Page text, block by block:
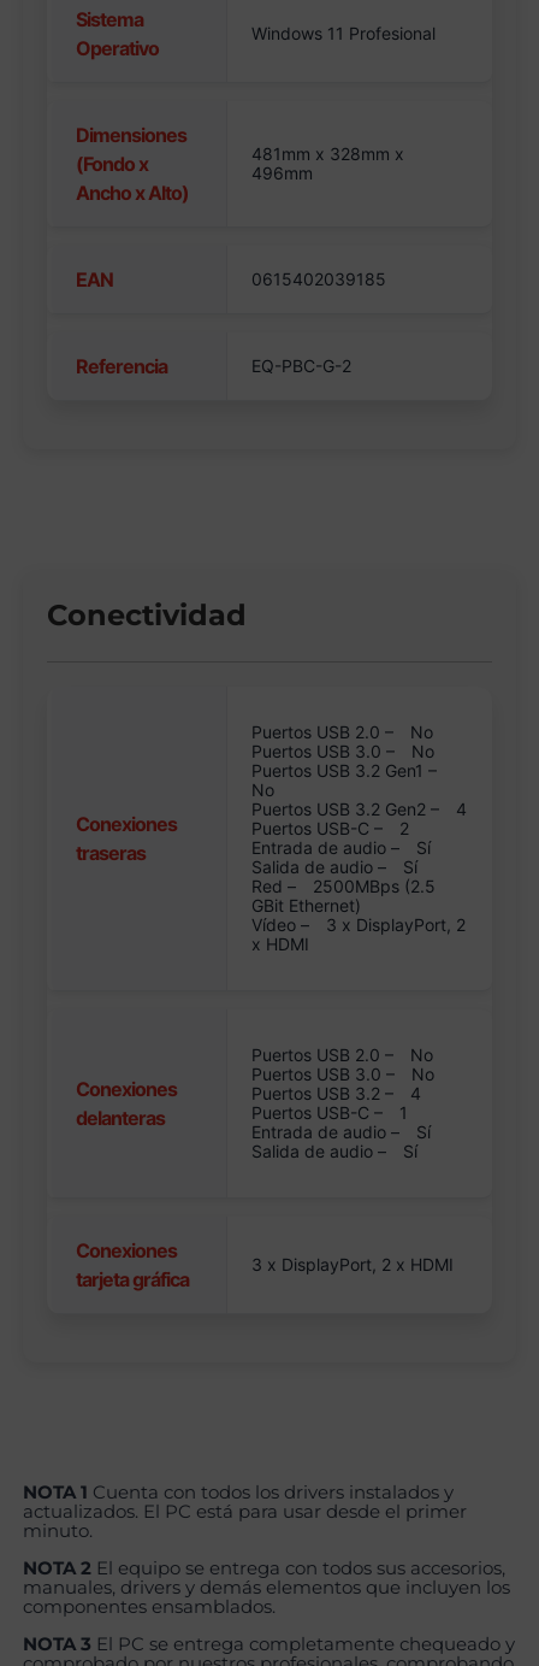
Sistema
Operativo
Windows 11 Profesional
Dimensiones
(Fondo x
Ancho x Alto)
481mm x 328mm x
496mm
EAN 0615402039185
Referencia EQ-PBC-G-2
Conectividad
Conexiones
traseras
Puertos USB 2.0 –
No
Puertos USB 3.0 –
No
Puertos USB 3.2 Gen1 –
No
Puertos USB 3.2 Gen2 –
4
Puertos USB-C –
2
Entrada de audio –
Sí
Salida de audio –
Sí
Red –
2500MBps (2.5
GBit Ethernet)
Vídeo –
3 x DisplayPort, 2
x HDMI
Conexiones
delanteras
Puertos USB 2.0 –
No
Puertos USB 3.0 –
No
Puertos USB 3.2 –
4
Puertos USB-C –
1
Entrada de audio –
Sí
Salida de audio –
Sí
Conexiones
tarjeta gráfica
3 x DisplayPort, 2 x HDMI
NOTA 1 Cuenta con todos los drivers instalados y
actualizados. El PC está para usar desde el primer
minuto.
NOTA 2 El equipo se entrega con todos sus accesorios,
manuales, drivers y demás elementos que incluyen los
componentes ensamblados.
NOTA 3 El PC se entrega completamente chequeado y